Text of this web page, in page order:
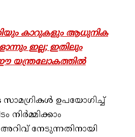
കാറുകളും ആധുനിക
ഇല്ല; ഇതിലും
യന്ത്രലോകത്തില്‍
ഉപയോഗിച്ച്
നിർമ്മിക്കാം
നേടുന്നതിനായി